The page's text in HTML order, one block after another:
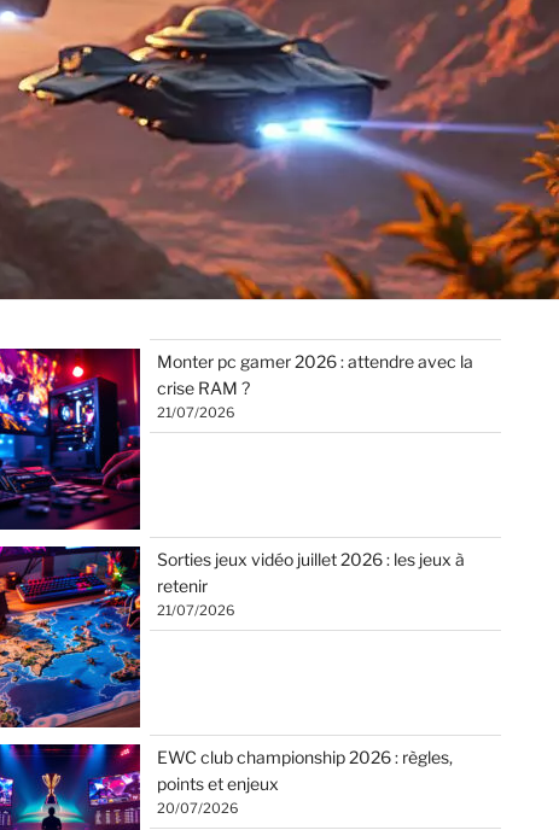
Monter pc gamer 2026 : attendre avec la
crise RAM ?
21/07/2026
Sorties jeux vidéo juillet 2026 : les jeux à
retenir
21/07/2026
EWC club championship 2026 : règles,
points et enjeux
20/07/2026